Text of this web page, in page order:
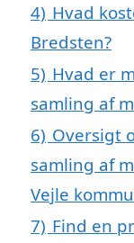
4) Hvad
Bredsten?
5) Hvad er
samling af
6) Oversigt
samling af
Vejle
7) Find en